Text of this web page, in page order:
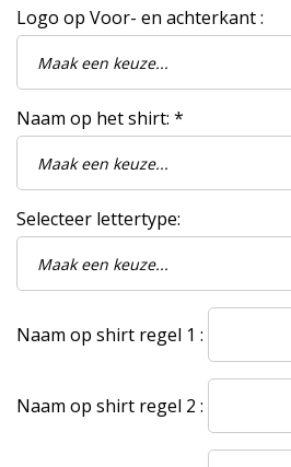
Logo op Voor- en achterkant :
Naam op het shirt: *
Selecteer lettertype:
Naam op shirt regel 1 :
Naam op shirt regel 2 :